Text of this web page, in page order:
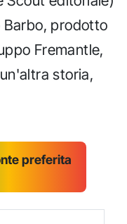
Barbo, prodotto
Fremantle,
storia,
preferita